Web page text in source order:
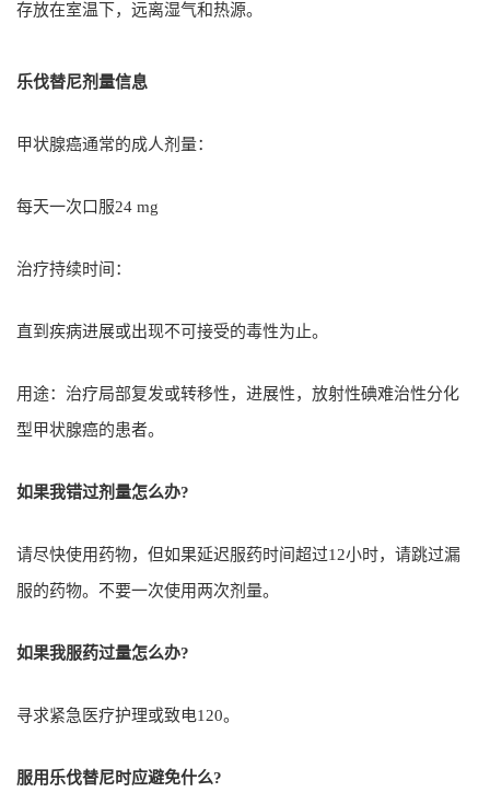
存放在室温下，远离湿气和热源。
乐伐替尼剂量信息
甲状腺癌通常的成人剂量：
每天一次口服24 mg
治疗持续时间：
直到疾病进展或出现不可接受的毒性为止。
用途：治疗局部复发或转移性，进展性，放射性碘难治性分化
型甲状腺癌的患者。
如果我错过剂量怎么办?
请尽快使用药物，但如果延迟服药时间超过12小时，请跳过漏
服的药物。不要一次使用两次剂量。
如果我服药过量怎么办?
寻求紧急医疗护理或致电120。
服用乐伐替尼时应避免什么?